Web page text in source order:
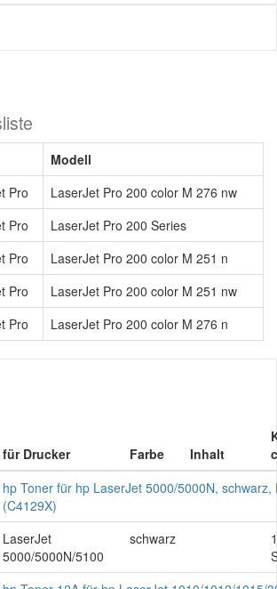
Modell
Pro
LaserJet Pro 200 color M 276 nw
Pro
LaserJet Pro 200 Series
Pro
LaserJet Pro 200 color M 251 n
Pro
LaserJet Pro 200 color M 251 nw
Pro LaserJet Pro 200 color M 276 n
für Drucker Farbe Inhalt
hp Toner für hp LaserJet 5000/5000N, schwarz,
(C4129X)
LaserJet
5000/5000N/5100
schwarz